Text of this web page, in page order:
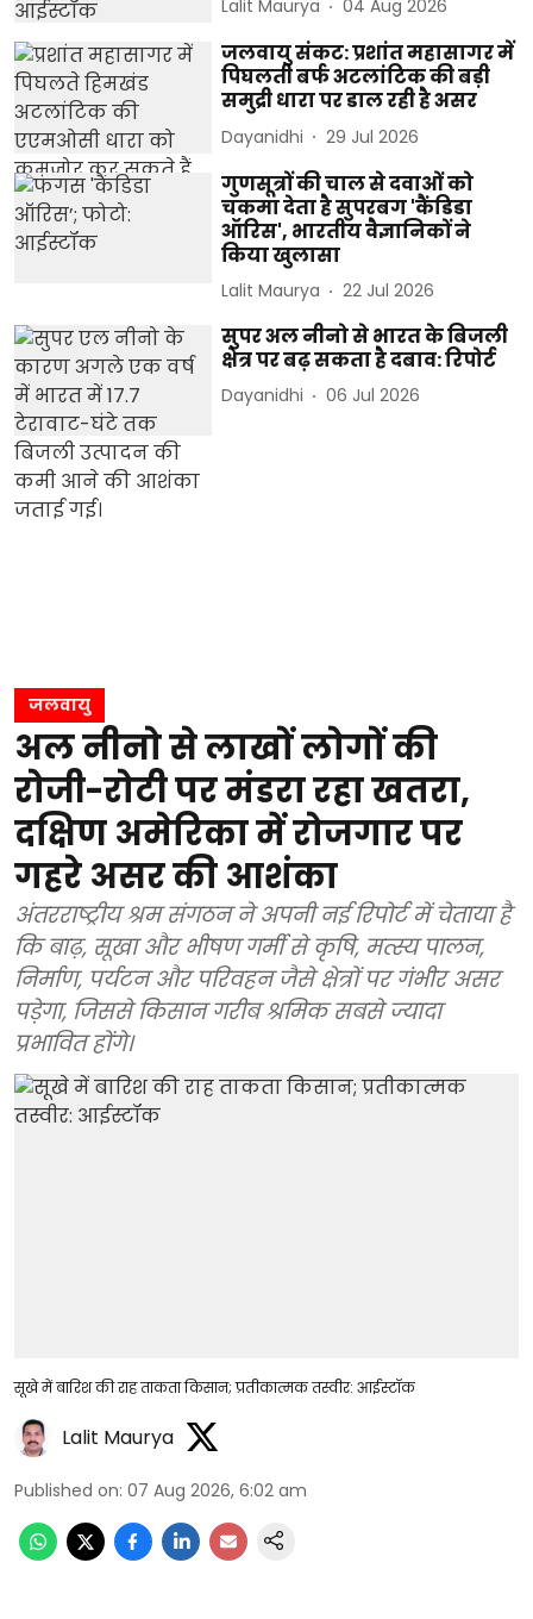
Lalit Maurya 04 Aug 2026
जलवायु संकट: प्रशांत महासागर में
पिघलती बर्फ अटलांटिक की बड़ी
समुद्री धारा पर डाल रही है असर
Dayanidhi 29 Jul 2026
गुणसूत्रों की चाल से दवाओं को
चकमा देता है सुपरबग 'कैंडिडा
ऑरिस', भारतीय वैज्ञानिकों ने
किया खुलासा
Lalit Maurya 22 Jul 2026
सुपर अल नीनो से भारत के बिजली
क्षेत्र पर बढ़ सकता है दबाव: रिपोर्ट
Dayanidhi 06 Jul 2026
जलवायु
अल नीनो से लाखों लोगों की
रोजी-रोटी पर मंडरा रहा खतरा,
दक्षिण अमेरिका में रोजगार पर
गहरे असर की आशंका
अंतरराष्ट्रीय श्रम संगठन ने अपनी नई रिपोर्ट में चेताया है
कि बाढ़, सूखा और भीषण गर्मी से कृषि, मत्स्य पालन,
निर्माण, पर्यटन और परिवहन जैसे क्षेत्रों पर गंभीर असर
पड़ेगा, जिससे किसान गरीब श्रमिक सबसे ज्यादा
प्रभावित होंगे।
सूखे में बारिश की राह ताकता किसान; प्रतीकात्मक तस्वीर: आईस्टॉक
Lalit Maurya
Published on: 07 Aug 2026, 6:02 am